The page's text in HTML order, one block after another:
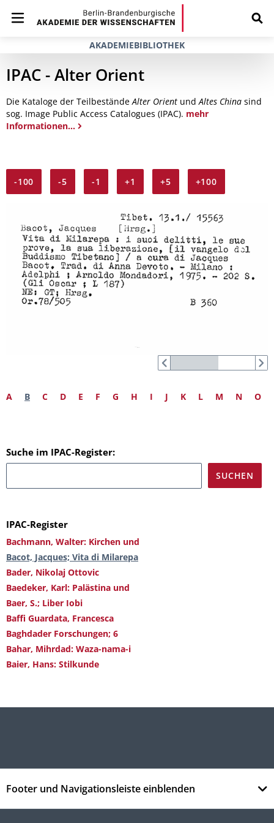
AKADEMIEBIBLIOTHEK
IPAC - Alter Orient
Die Kataloge der TeilbeständeAlter Orient undAltes China sind
sog. Image Public Access Catalogues (IPAC). mehr
Informationen...
-100 -5 -1 +1 +5 +100
A B C D E F G H I J K L M N O
Suche im IPAC-Register:
IPAC-Register
Bachmann, Walter: Kirchen und
Bacot, Jacques; Vita di Milarepa
Bader, Nikolaj Ottovic
Baedeker, Karl: Palästina und
Baer, S.; Liber Iobi
Baffi Guardata, Francesca
Baghdader Forschungen; 6
Bahar, Mihrdad: Waza-nama-i
Baier, Hans: Stilkunde
Footer und Navigationsleiste einblenden